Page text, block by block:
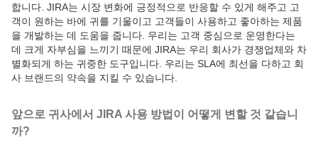
합니다. JIRA는 시장 변화에 긍정적으로 반응할 수 있게 해주고 고
객이 원하는 바에 귀를 기울이고 고객들이 사용하고 좋아하는 제품
을 개발하는 데 도움을 줍니다. 우리는 고객 중심으로 운영한다는
데 크게 자부심을 느끼기 때문에 JIRA는 우리 회사가 경쟁업체와 차
별화되게 하는 귀중한 도구입니다. 우리는 SLA에 최선을 다하고 회
사 브랜드의 약속을 지킬 수 있습니다.
앞으로 귀사에서 JIRA 사용 방법이 어떻게 변할 것 같습니
까?